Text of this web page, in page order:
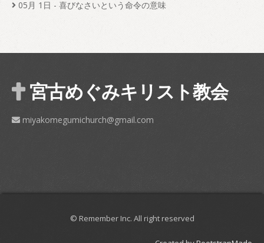
05月 1日 - 喜びなさいという命令の意味
宮古めぐみキリスト教会
miyakomegumichurch@gmail.com
© Remember Inc. All right reserved